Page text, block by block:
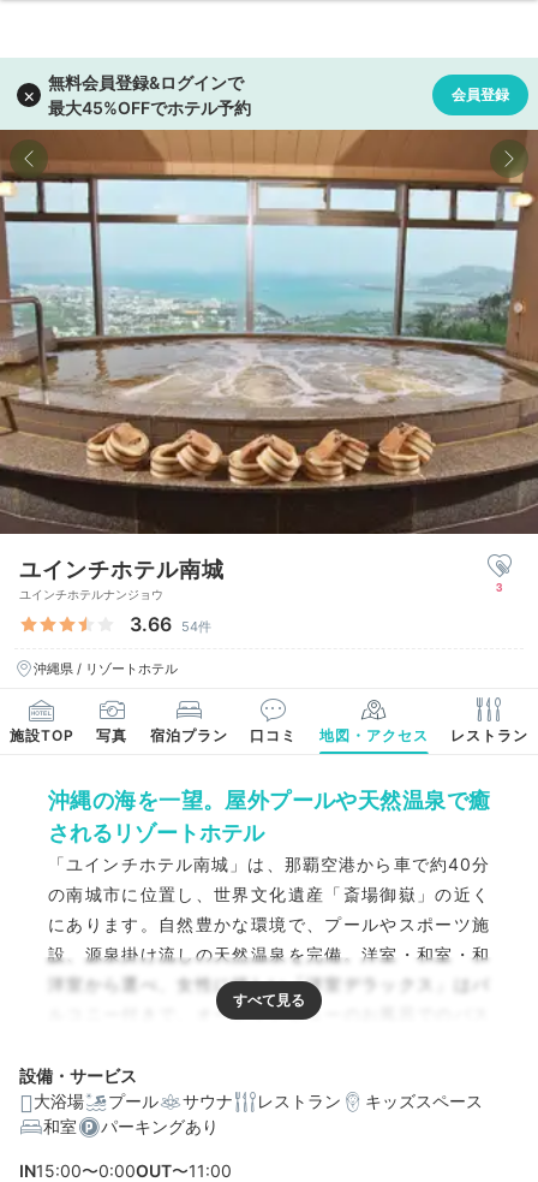
ユインチホテル南城
ユインチホテルナンジョウ
3.66 54件
沖縄県 / リゾートホテル
3
施設TOP 写真 宿泊プラン 口コミ 地図・アクセス レストラン
沖縄の海を一望。屋外プールや天然温泉で癒
されるリゾートホテル
「ユインチホテル南城」は、那覇空港から車で約40分
の南城市に位置し、世界文化遺産「斎場御嶽」の近く
にあります。自然豊かな環境で、プールやスポーツ施
設、源泉掛け流しの天然温泉を完備。洋室・和室・和
洋室から選べ、女性に嬉しい「洋室デラックス」はバ
ルコニー付きで、オーシャンビューのお風呂でのバス
ームで絶景を眺めながら、心も体も癒されるひととき
を。
設備・サービス
大浴場
プール サウナ レストラン
キッズスペース
和室
パーキングあり
IN15:00〜0:00OUT〜11:00